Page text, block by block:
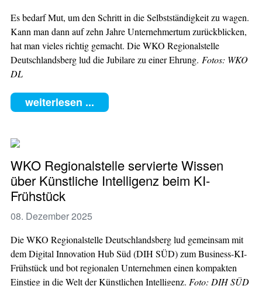
Es bedarf Mut, um den Schritt in die Selbstständigkeit zu wagen.
Kann man dann auf zehn Jahre Unternehmertum zurückblicken,
hat man vieles richtig gemacht. Die WKO Regionalstelle
Deutschlandsberg lud die Jubilare zu einer Ehrung. Fotos: WKO
DL
weiterlesen ...
WKO Regionalstelle servierte Wissen
über Künstliche Intelligenz beim KI-
Frühstück
08. Dezember 2025
Die WKO Regionalstelle Deutschlandsberg lud gemeinsam mit
dem Digital Innovation Hub Süd (DIH SÜD) zum Business-KI-
Frühstück und bot regionalen Unternehmen einen kompakten
Einstieg in die Welt der Künstlichen Intelligenz. Foto: DIH SÜD